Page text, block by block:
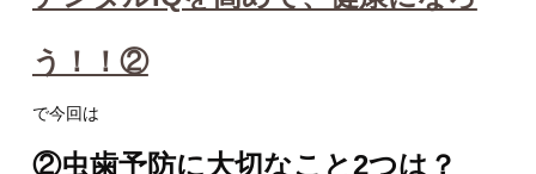
う！！②
で今回は
②虫歯予防に大切なこと2つは？